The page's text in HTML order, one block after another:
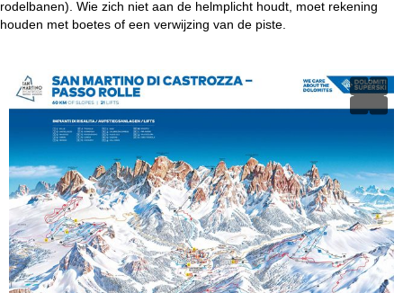
rodelbanen). Wie zich niet aan de helmplicht houdt, moet rekening
houden met boetes of een verwijzing van de piste.